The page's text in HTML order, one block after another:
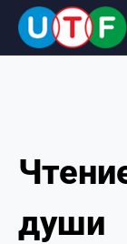
ГЛАВНАЯ
ФТУ
души